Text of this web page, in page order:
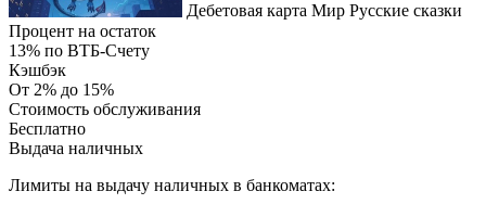
Дебетовая карта Мир Русские сказки
Процент на остаток
13% по ВТБ-Счету
Кэшбэк
От 2% до 15%
Стоимость обслуживания
Бесплатно
Выдача наличных
Лимиты на выдачу наличных в банкоматах: